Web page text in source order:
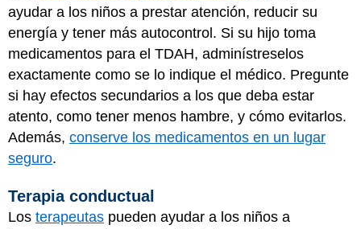
ayudar a los niños a prestar atención, reducir su
energía y tener más autocontrol. Si su hijo toma
medicamentos para el TDAH, adminístreselos
exactamente como se lo indique el médico. Pregunte
si hay efectos secundarios a los que deba estar
atento, como tener menos hambre, y cómo evitarlos.
Además, conserve los medicamentos en un lugar
seguro.
Terapia conductual
Los terapeutas pueden ayudar a los niños a